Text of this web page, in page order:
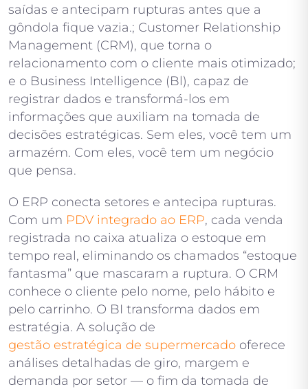
saídas e antecipam rupturas antes que a
gôndola fique vazia.; Customer Relationship
Management (CRM), que torna o
relacionamento com o cliente mais otimizado;
e o Business Intelligence (Bl), capaz de
registrar dados e transformá-los em
informações que auxiliam na tomada de
decisões estratégicas. Sem eles, você tem um
armazém. Com eles, você tem um negócio
que pensa.
O ERP conecta setores e antecipa rupturas.
Com um PDV integrado ao ERP, cada venda
registrada no caixa atualiza o estoque em
tempo real, eliminando os chamados “estoque
fantasma” que mascaram a ruptura. O CRM
conhece o cliente pelo nome, pelo hábito e
pelo carrinho. O BI transforma dados em
estratégia. A solução de
gestão estratégica de supermercado oferece
análises detalhadas de giro, margem e
demanda por setor — o fim da tomada de